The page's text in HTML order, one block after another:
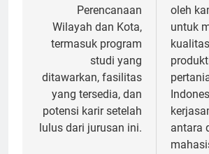
Perencanaan
Wilayah dan Kota,
termasuk program
studi yang
ditawarkan, fasilitas
yang tersedia, dan
potensi karir setelah
lulus dari jurusan ini.
oleh
untuk
antara